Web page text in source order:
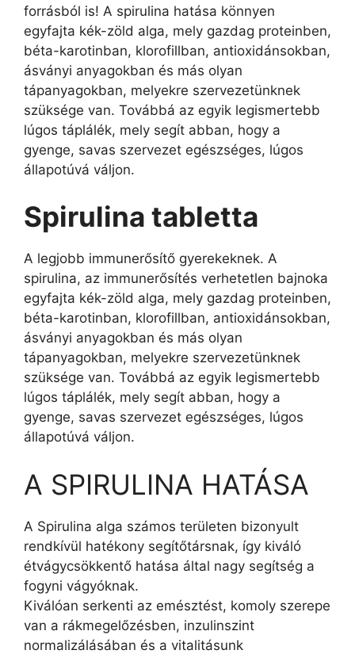
forrásból is! A spirulina hatása könnyen
egyfajta kék-zöld alga, mely gazdag proteinben,
béta-karotinban, klorofillban, antioxidánsokban,
ásványi anyagokban és más olyan
tápanyagokban, melyekre szervezetünknek
szüksége van. Továbbá az egyik legismertebb
lúgos táplálék, mely segít abban, hogy a
gyenge, savas szervezet egészséges, lúgos
állapotúvá váljon.
Spirulina tabletta
A legjobb immunerősítő gyerekeknek. A
spirulina, az immunerősítés verhetetlen bajnoka
egyfajta kék-zöld alga, mely gazdag proteinben,
béta-karotinban, klorofillban, antioxidánsokban,
ásványi anyagokban és más olyan
tápanyagokban, melyekre szervezetünknek
szüksége van. Továbbá az egyik legismertebb
lúgos táplálék, mely segít abban, hogy a
gyenge, savas szervezet egészséges, lúgos
állapotúvá váljon.
A SPIRULINA HATÁSA
A Spirulina alga számos területen bizonyult
rendkívül hatékony segítőtársnak, így kiváló
étvágycsökkentő hatása által nagy segítség a
fogyni vágyóknak.
Kiválóan serkenti az emésztést, komoly szerepe
van a rákmegelőzésben, inzulinszint
normalizálásában és a vitalitásunk